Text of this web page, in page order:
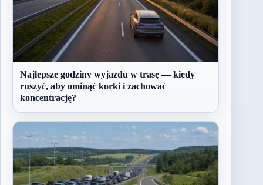
Najlepsze godziny wyjazdu w trasę — kiedy
ruszyć, aby ominąć korki i zachować
koncentrację?